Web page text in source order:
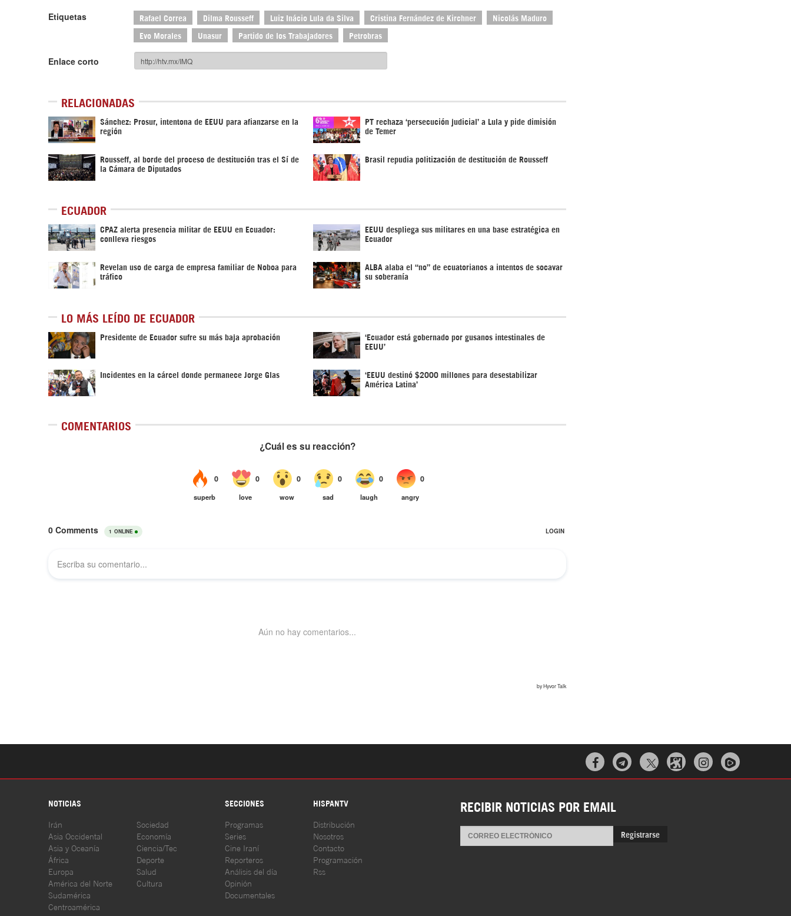
Etiquetas Rafael Correa Dilma Rousseff Luiz Inácio Lula da Silva Cristina Fernández de Kirchner Nicolás Maduro
Evo Morales Unasur Partido de los Trabajadores Petrobras
Enlace corto
RELACIONADAS
Sánchez: Prosur, intentona de EEUU para afianzarse en la
región
PT rechaza ‘persecución judicial’ a Lula y pide dimisión
de Temer
Rousseff, al borde del proceso de destitución tras el Sí de
la Cámara de Diputados
Brasil repudia politización de destitución de Rousseff
ECUADOR
CPAZ alerta presencia militar de EEUU en Ecuador:
conlleva riesgos
EEUU despliega sus militares en una base estratégica en
Ecuador
Revelan uso de carga de empresa familiar de Noboa para
tráfico
ALBA alaba el “no” de ecuatorianos a intentos de socavar
su soberanía
LO MÁS LEÍDO DE ECUADOR
Presidente de Ecuador sufre su más baja aprobación ‘Ecuador está gobernado por gusanos intestinales de
EEUU’
Incidentes en la cárcel donde permanece Jorge Glas ‘EEUU destinó $2000 millones para desestabilizar
América Latina’
COMENTARIOS
  
NOTICIAS SECCIONES HISPANTV
Irán
Asia Occidental
Asia y Oceanía
África
Europa
América del Norte
Sudamérica
Centroamérica
Sociedad
Economía
Ciencia/Tec
Deporte
Salud
Cultura
Programas
Series
Cine Iraní
Reporteros
Análisis del día
Opinión
Documentales
Distribución
Nosotros
Contacto
Programación
Rss
RECIBIR NOTICIAS POR EMAIL
Registrarse